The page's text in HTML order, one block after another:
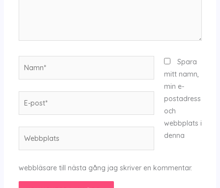
post*
Spara
mitt namn,
min e-
postadress
och
webbplats i
denna
webbläsare till nästa gång jag skriver en kommentar.